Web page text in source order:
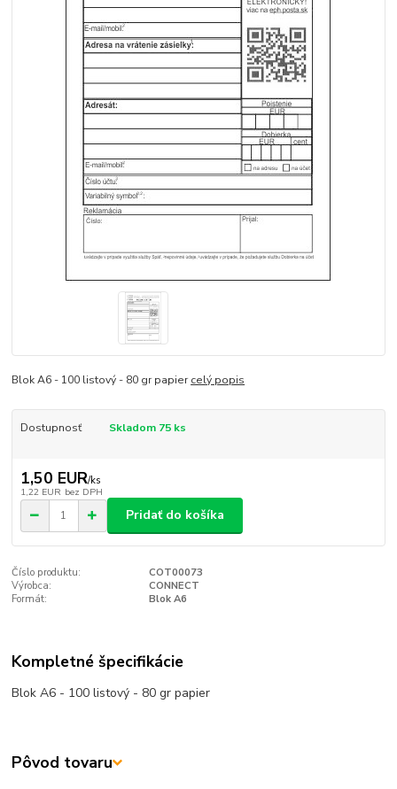
Blok A6 - 100 listový - 80 gr papiercelý popis
Dostupnosť Skladom 75 ks
1,50 EUR/ks
1,22 EUR bez DPH
Pridať do košíka
Číslo produktu:
COT00073
Výrobca:
CONNECT
Formát:
Blok A6
Kompletné špecifikácie
Blok A6 - 100 listový - 80 gr papier
Pôvod tovaru